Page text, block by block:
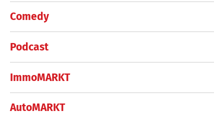
Comedy
Podcast
ImmoMARKT
AutoMARKT